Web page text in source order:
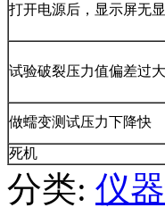
打开电源后，显示屏无
试验破裂压力值偏差过大
做蠕变测试压力下降快
死机
分类: 仪